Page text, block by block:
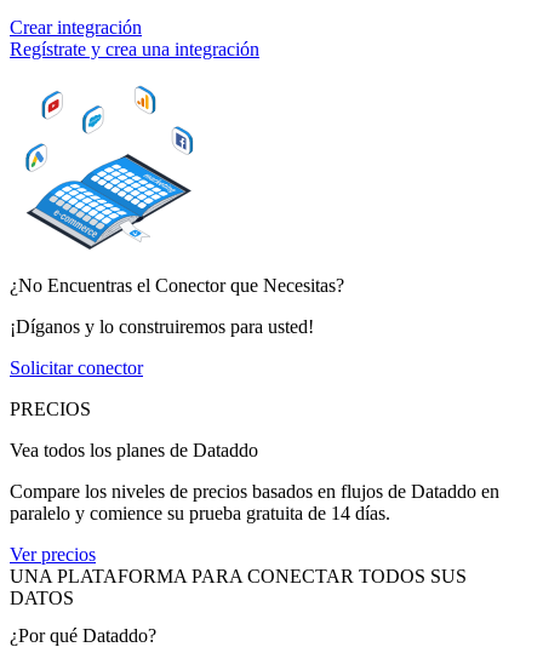
Crear integración
Regístrate y crea una integración
¿No Encuentras el Conector que Necesitas?
¡Díganos y lo construiremos para usted!
Solicitar conector
PRECIOS
Vea todos los planes de Dataddo
Compare los niveles de precios basados en flujos de Dataddo en
paralelo y comience su prueba gratuita de 14 días.
Ver precios
UNA PLATAFORMA PARA CONECTAR TODOS SUS
DATOS
¿Por qué Dataddo?